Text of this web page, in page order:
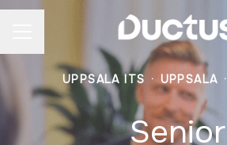
UPPSALA ITS · UPPSALA ·
Senior